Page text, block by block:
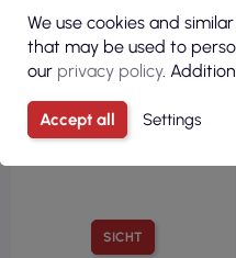
SICHT
reflektierendem Gelb
We use cookies and
that may be used to
our privacy policy.
Accept all Settings